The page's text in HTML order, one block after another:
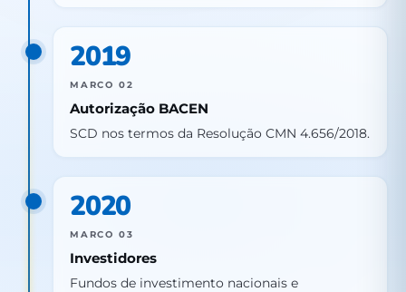
2019
MARCO 02
Autorização BACEN
SCD nos termos da Resolução CMN 4.656/2018.
2020
MARCO 03
Investidores
Fundos de investimento nacionais e